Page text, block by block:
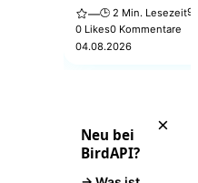
Das VelinStyle Atelier
kuratierte,
Interfaces, Studio-
—🕒 2 Min. Lesezeit9
0 Likes0 Kommentare
04.08.2026
Neu bei
BirdAPI?
×